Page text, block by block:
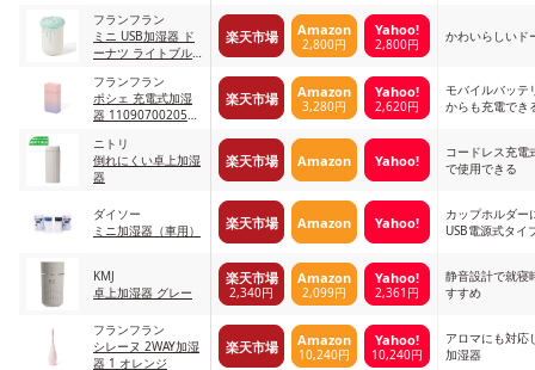
フランフラン
ミニ USB加湿器 ド
ーナツ ライトブル
楽天市場 Amazon
2,800円
Yahoo!
2,800円 かわいらしいド
フランフラン
ポシェ 充電式加湿
器 1109070020587
楽天市場 Amazon
3,280円
Yahoo!
2,620円
モバイルバッテ
からも充電でき
ニトリ
倒れにくい卓上加湿
器
楽天市場 Amazon Yahoo!
コードレス充電
で使用できる
ダイソー
ミニ加湿器（車用）
楽天市場 Amazon Yahoo!
カップホルダー
USB電源式タイ
KMJ
卓上加湿器 グレー
楽天市場
2,340円
Amazon
2,099円
Yahoo!
2,361円
静音設計で就寝
すすめ
フランフラン
シレーヌ 2WAY加湿
器 1 オレンジ
楽天市場 Amazon
10,240円
Yahoo!
10,240円
アロマにも対応
加湿器